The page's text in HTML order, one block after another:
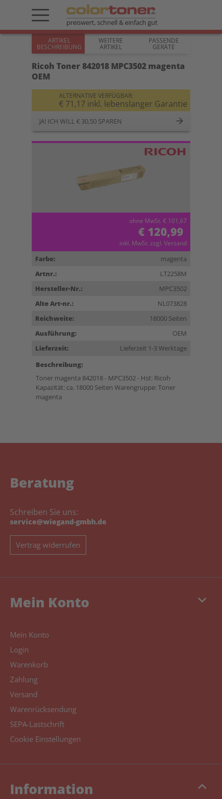
preiswert, schnell & einfach gut
ARTIKEL
BESCHREIBUNG
WEITERE
ARTIKEL
PASSENDE
GERÄTE
Ricoh Toner 842018 MPC3502 magenta
OEM
ALTERNATIVE VERFÜGBAR:
€ 71,17 inkl. lebenslanger Garantie
JA! ICH WILL € 30,50 SPAREN
ohne MwSt. € 101,67
€ 120,99
inkl. MwSt. zzgl. Versand
Farbe:
magenta
Artnr.:
LT2258M
Hersteller-Nr.:
MPC3502
Alte Art-nr.:
NL073828
Reichweite:
18000 Seiten
Ausführung:
OEM
Lieferzeit:
Lieferzeit 1-3 Werktage
Beschreibung:
Toner magenta 842018 - MPC3502 - Hst: Ricoh
Kapazität: ca. 18000 Seiten Warengruppe: Toner
magenta
Beratung
Schreiben Sie uns:
service@wiegand-gmbh.de
Vertrag widerrufen
keyboard_arrow_down
Mein Konto
Mein Konto
Login
Warenkorb
Zahlung
Versand
Warenrücksendung
SEPA-Lastschrift
Cookie Einstellungen
keyboard_arrow_up
Information